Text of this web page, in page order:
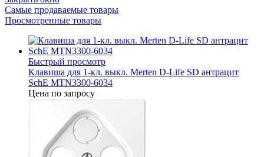
Самые продаваемые товары
Просмотренные товары
Быстрый просмотр
Клавиша для 1-кл. выкл. Merten D-Life SD антрацит
SchE MTN3300-6034
Цена по запросу